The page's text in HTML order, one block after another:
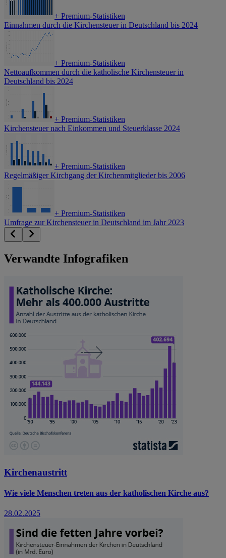
+ Premium-Statistiken
Einnahmen durch die Kirchensteuer in Deutschland bis 2024
+ Premium-Statistiken
Nettoaufkommen durch die katholische Kirchensteuer in
Deutschland bis 2024
+ Premium-Statistiken
Kirchensteuer nach Einkommen und Steuerklasse 2024
+ Premium-Statistiken
Regelmäßiger Kirchgang der Kirchenmitglieder bis 2006
+ Premium-Statistiken
Umfrage zur Kirchensteuer in Deutschland im Jahr 2023
Verwandte Infografiken
Kirchenaustritt
Wie viele Menschen treten aus der katholischen Kirche aus?
28.02.2025